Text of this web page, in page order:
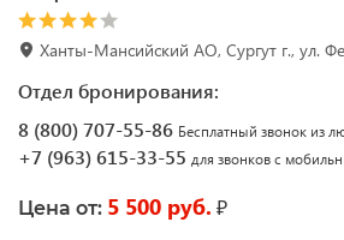
Ханты-Мансийский АО, Сургут г., ул.
Отдел бронирования:
8 (800) 707-55-86 Бесплатный звонок из
+7 (963) 615-33-55 для звонков с
Цена от: 5 500 руб. ₽